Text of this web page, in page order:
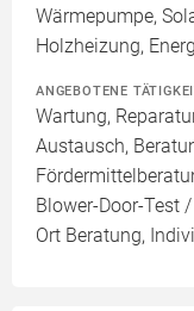
Wärmepumpe,
Holzheizung,
ANGEBOTENE
Wartung,
Austausch,
Blower-Door-Test
Ort Beratung,